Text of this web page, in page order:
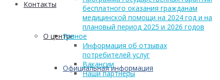
Контакты
О центре
Официальная информация
бесплатного оказания гражданам
медицинской помощи на 2024 год и на
плановый период 2025 и 2026 годов
Разное
Информация об отзывах
потребителей услуг
Вакансии
Наши партнеры